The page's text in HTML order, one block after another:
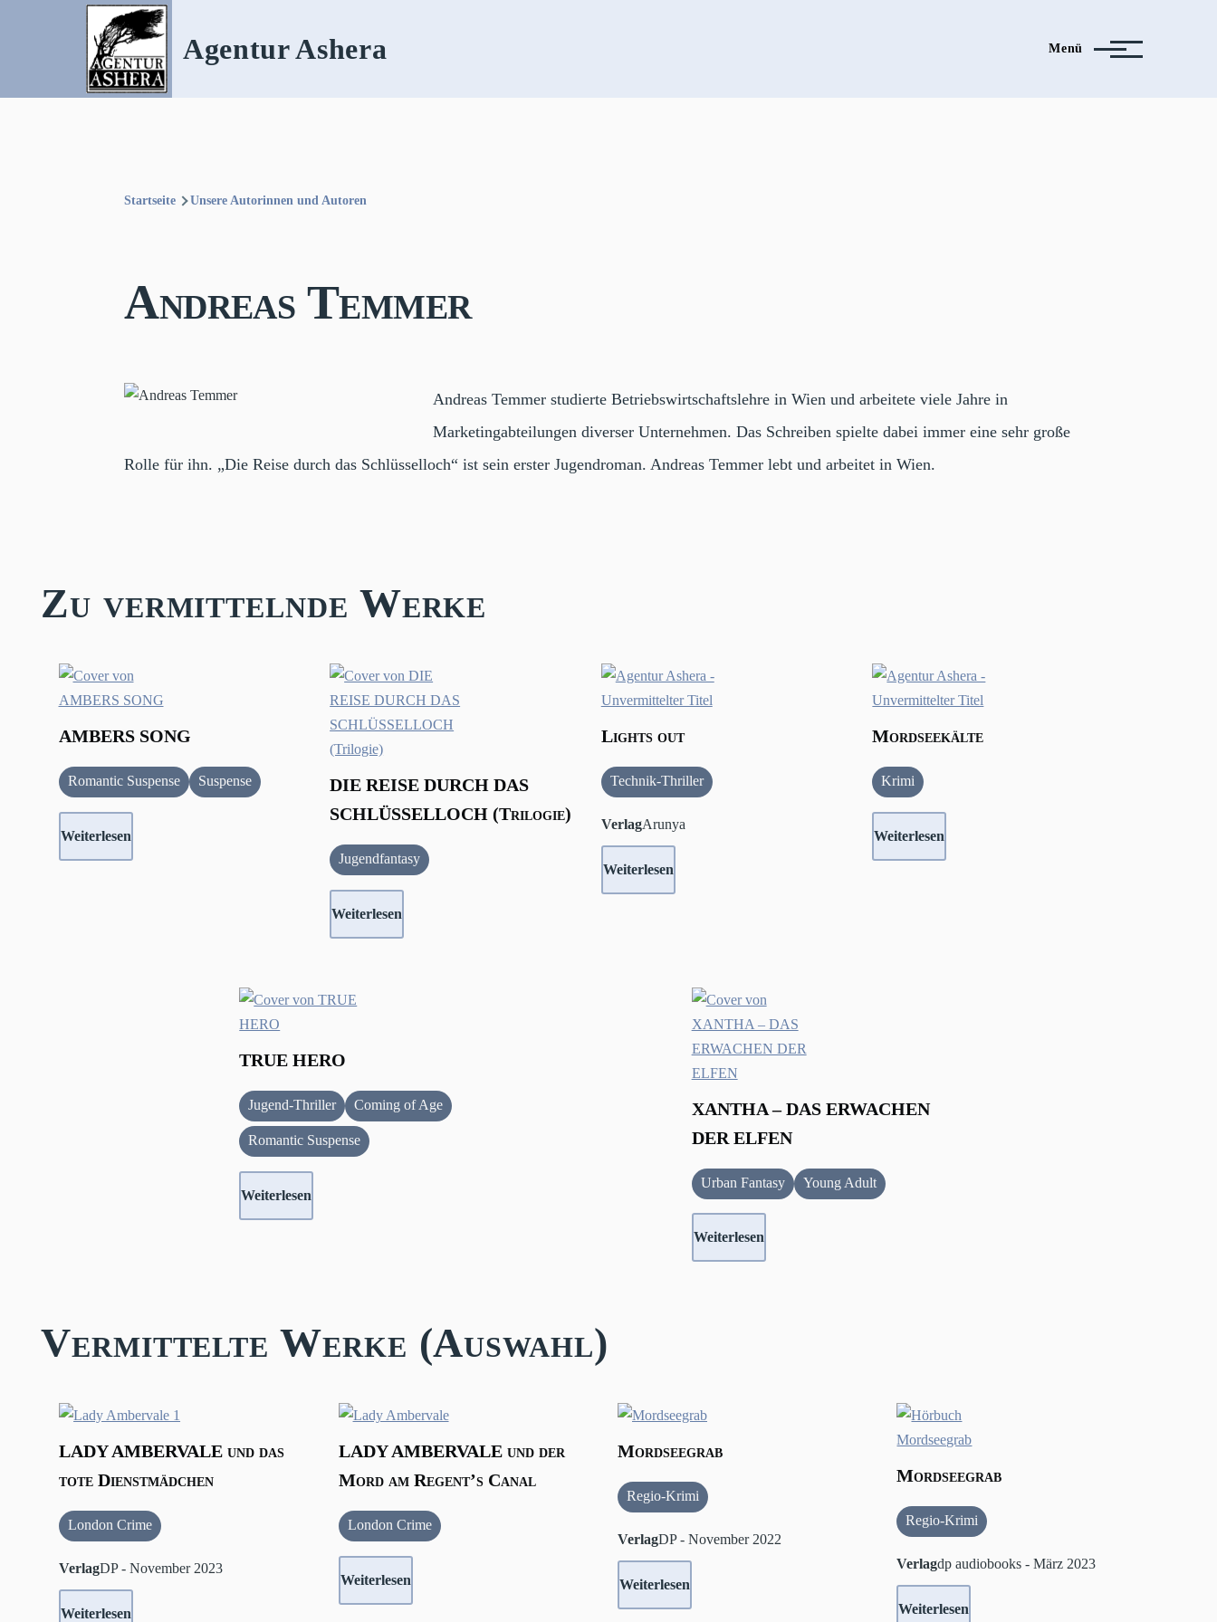
Direkt zum Inhalt
Agentur Ashera Menü
Startseite Unsere Autorinnen und Autoren
Andreas Temmer
Andreas Temmer studierte Betriebswirtschaftslehre in Wien und arbeitete viele Jahre in
Marketingabteilungen diverser Unternehmen. Das Schreiben spielte dabei immer eine sehr große
Rolle für ihn. „Die Reise durch das Schlüsselloch“ ist sein erster Jugendroman. Andreas Temmer lebt und arbeitet in Wien.
Zu vermittelnde Werke
AMBERS SONG
Romantic Suspense Suspense
Weiterlesen
DIE REISE DURCH DAS
SCHLÜSSELLOCH (Trilogie)
Jugendfantasy
Weiterlesen
Lights out
Technik-Thriller
VerlagArunya
Weiterlesen
Mordseekälte
Krimi
Weiterlesen
TRUE HERO
Jugend-Thriller Coming of Age
Romantic Suspense
Weiterlesen
XANTHA – DAS ERWACHEN
DER ELFEN
Urban Fantasy Young Adult
Weiterlesen
Vermittelte Werke (Auswahl)
LADY AMBERVALE und das
tote Dienstmädchen
London Crime
VerlagDP - November 2023
Weiterlesen
LADY AMBERVALE und der
Mord am Regent’s Canal
London Crime
Weiterlesen
Mordseegrab
Regio-Krimi
VerlagDP - November 2022
Weiterlesen
Mordseegrab
Regio-Krimi
Verlagdp audiobooks - März 2023
Weiterlesen